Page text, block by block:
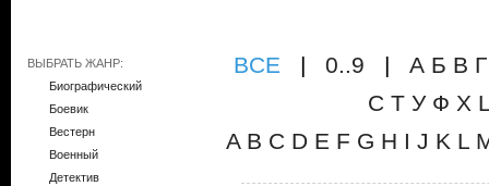
ВЫБРАТЬ ЖАНР:
Биографический
Боевик
Вестерн
Военный
Детектив
ВCE | 0..9 | А Б В Г
С Т У Ф Х
A B C D E F G H I J K L